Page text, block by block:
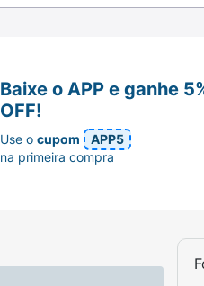
Baixe o APP e ganhe
OFF!
Use ocupom
APP5
na primeira compra